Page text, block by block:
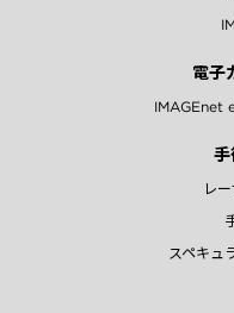
電子
IMAGEnet
レ
スペキュ